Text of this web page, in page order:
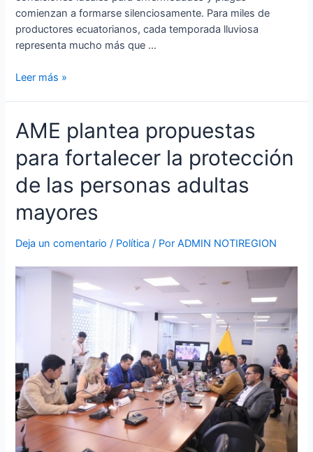
comienzan a formarse silenciosamente. Para miles de
productores ecuatorianos, cada temporada lluviosa
representa mucho más que …
Leer más »
AME plantea propuestas
para fortalecer la protección
de las personas adultas
mayores
Deja un comentario / Política / PorADMIN NOTIREGION
AME
plantea
propuestas
para
fortalecer
protección
de
las
personas
adultas